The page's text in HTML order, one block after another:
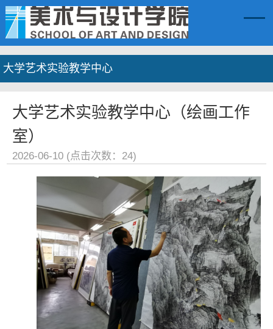
大学艺术实验教学中心
大学艺术实验教学中心（绘画工作
室）
2026-06-10 (点击次数： 24)